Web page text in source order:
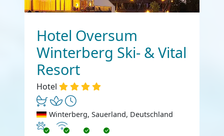
Hotel Oversum
Winterberg Ski- & Vital
Resort
Hotel
Winterberg, Sauerland, Deutschland
Haustiere erlaubt
Internet